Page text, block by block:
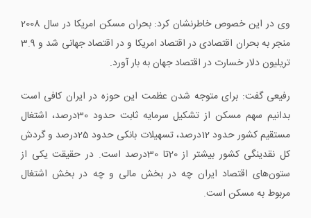
وی در این خصوص خاطرنشان کرد: بحران مسکن امریکا در سال 2008
منجر به بحران اقتصادی در اقتصاد امریکا و در اقتصاد جهانی شد و 3.9
تریلیون دلار خسارت در اقتصاد جهان به بار آورد.
رفیعی گفت: برای متوجه شدن عظمت این حوزه در ایران کافی است
بدانیم سهم مسکن از تشکیل سرمایه ثابت حدود 30درصد، اشتغال
مستقیم کشور حدود 12درصد، تسهیلات بانکی حدود 25درصد و گردش
کل نقدینگی کشور بیشتر از 20تا 30درصد است. در حقیقت یکی از
ستون‌های اقتصاد ایران چه در بخش مالی و چه در بخش اشتغال
مربوط به مسکن است.